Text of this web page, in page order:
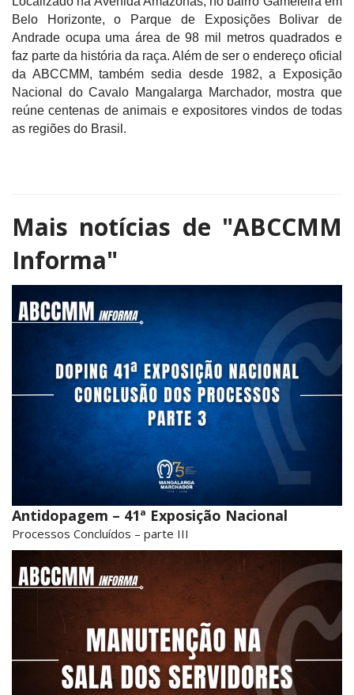
Belo Horizonte, o Parque de Exposições Bolivar de
Andrade ocupa uma área de 98 mil metros quadrados e
faz parte da história da raça. Além de ser o endereço oficial
da ABCCMM, também sedia desde 1982, a Exposição
Nacional do Cavalo Mangalarga Marchador, mostra que
reúne centenas de animais e expositores vindos de todas
as regiões do Brasil.
Mais notícias de "ABCCMM
Informa"
Antidopagem – 41ª Exposição Nacional
Processos Concluídos – parte III